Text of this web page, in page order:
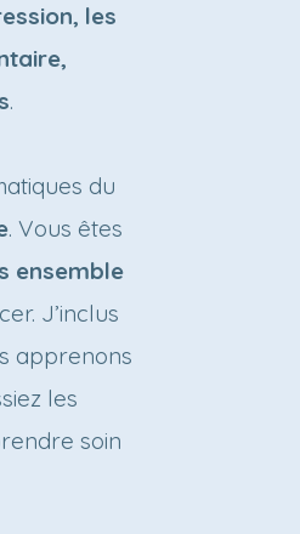
les
.
du
. Vous êtes
ensemble
J’inclus
apprenons
les
soin